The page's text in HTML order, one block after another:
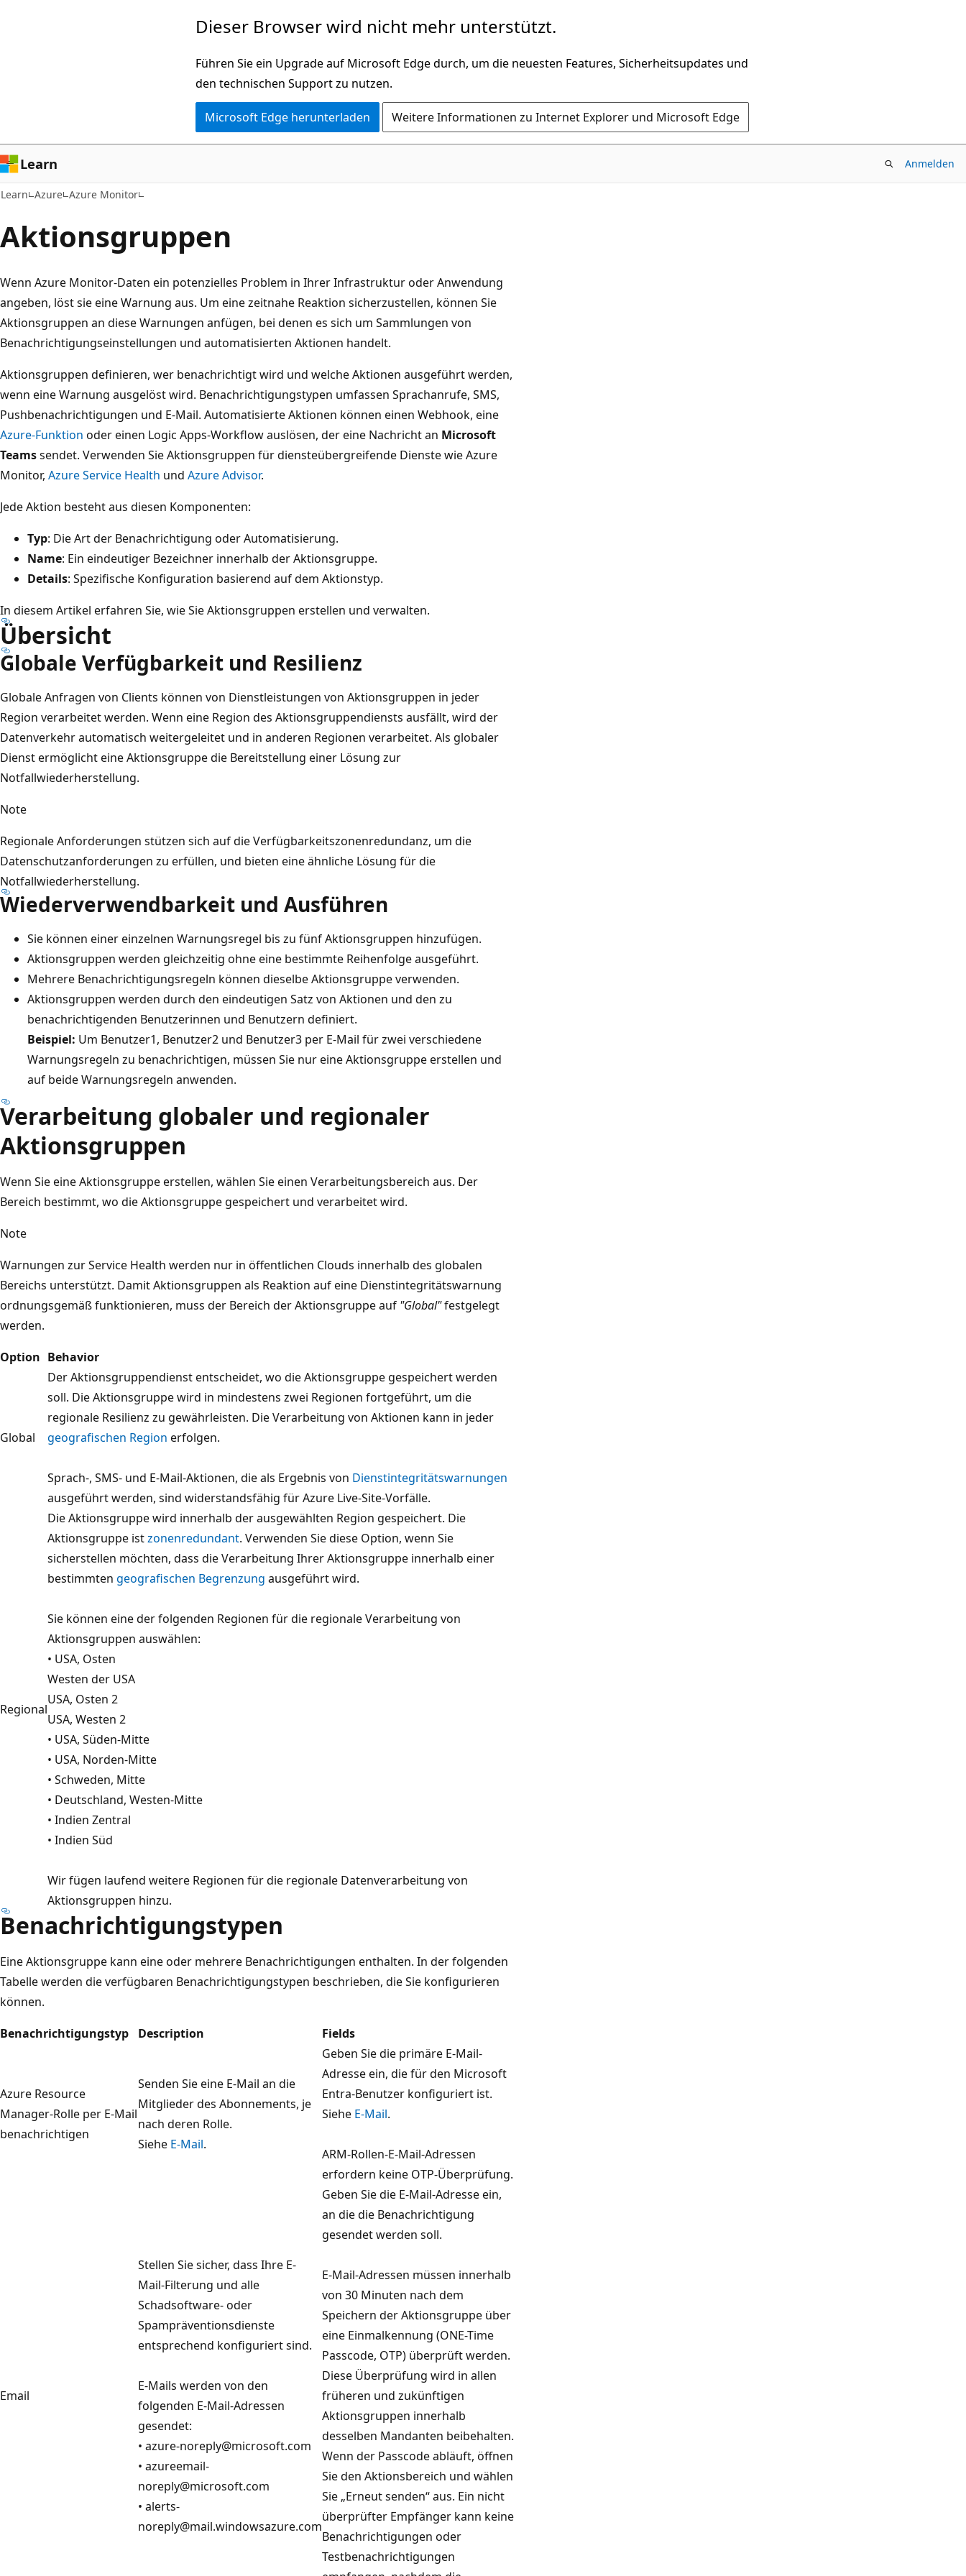
Dieser Browser wird nicht mehr unterstützt.
Führen Sie ein Upgrade auf Microsoft Edge durch, um die neuesten Features, Sicherheitsupdates und
den technischen Support zu nutzen.
Microsoft Edge herunterladen Weitere Informationen zu Internet Explorer und Microsoft Edge
Learn Anmelden
Learn Azure Azure Monitor
Aktionsgruppen
Wenn Azure Monitor-Daten ein potenzielles Problem in Ihrer Infrastruktur oder Anwendung
angeben, löst sie eine Warnung aus. Um eine zeitnahe Reaktion sicherzustellen, können Sie
Aktionsgruppen an diese Warnungen anfügen, bei denen es sich um Sammlungen von
Benachrichtigungseinstellungen und automatisierten Aktionen handelt.
Aktionsgruppen definieren, wer benachrichtigt wird und welche Aktionen ausgeführt werden,
wenn eine Warnung ausgelöst wird. Benachrichtigungstypen umfassen Sprachanrufe, SMS,
Pushbenachrichtigungen und E-Mail. Automatisierte Aktionen können einen Webhook, eine
Azure-Funktion oder einen Logic Apps-Workflow auslösen, der eine Nachricht an Microsoft
Teamssendet. Verwenden Sie Aktionsgruppen für diensteübergreifende Dienste wie Azure
Monitor, Azure Service Health und Azure Advisor.
Jede Aktion besteht aus diesen Komponenten:
Typ: Die Art der Benachrichtigung oder Automatisierung.
Name: Ein eindeutiger Bezeichner innerhalb der Aktionsgruppe.
Details: Spezifische Konfiguration basierend auf dem Aktionstyp.
In diesem Artikel erfahren Sie, wie Sie Aktionsgruppen erstellen und verwalten.
Übersicht
Globale Verfügbarkeit und Resilienz
Globale Anfragen von Clients können von Dienstleistungen von Aktionsgruppen in jeder
Region verarbeitet werden. Wenn eine Region des Aktionsgruppendiensts ausfällt, wird der
Datenverkehr automatisch weitergeleitet und in anderen Regionen verarbeitet. Als globaler
Dienst ermöglicht eine Aktionsgruppe die Bereitstellung einer Lösung zur
Notfallwiederherstellung.
Note
Regionale Anforderungen stützen sich auf die Verfügbarkeitszonenredundanz, um die
Datenschutzanforderungen zu erfüllen, und bieten eine ähnliche Lösung für die
Notfallwiederherstellung.
Wiederverwendbarkeit und Ausführen
Sie können einer einzelnen Warnungsregel bis zu fünf Aktionsgruppen hinzufügen.
Aktionsgruppen werden gleichzeitig ohne eine bestimmte Reihenfolge ausgeführt.
Mehrere Benachrichtigungsregeln können dieselbe Aktionsgruppe verwenden.
Aktionsgruppen werden durch den eindeutigen Satz von Aktionen und den zu
benachrichtigenden Benutzerinnen und Benutzern definiert.
Beispiel: Um Benutzer1, Benutzer2 und Benutzer3 per E-Mail für zwei verschiedene
Warnungsregeln zu benachrichtigen, müssen Sie nur eine Aktionsgruppe erstellen und
auf beide Warnungsregeln anwenden.
Verarbeitung globaler und regionaler
Aktionsgruppen
Wenn Sie eine Aktionsgruppe erstellen, wählen Sie einen Verarbeitungsbereich aus. Der
Bereich bestimmt, wo die Aktionsgruppe gespeichert und verarbeitet wird.
Note
Warnungen zur Service Health werden nur in öffentlichen Clouds innerhalb des globalen
Bereichs unterstützt. Damit Aktionsgruppen als Reaktion auf eine Dienstintegritätswarnung
ordnungsgemäß funktionieren, muss der Bereich der Aktionsgruppe auf "Global"festgelegt
werden.
Option Behavior
Global
Der Aktionsgruppendienst entscheidet, wo die Aktionsgruppe gespeichert werden
soll. Die Aktionsgruppe wird in mindestens zwei Regionen fortgeführt, um die
regionale Resilienz zu gewährleisten. Die Verarbeitung von Aktionen kann in jeder
geografischen Region erfolgen.
Sprach-, SMS- und E-Mail-Aktionen, die als Ergebnis von Dienstintegritätswarnungen
ausgeführt werden, sind widerstandsfähig für Azure Live-Site-Vorfälle.
Regional
Die Aktionsgruppe wird innerhalb der ausgewählten Region gespeichert. Die
Aktionsgruppe istzonenredundant. Verwenden Sie diese Option, wenn Sie
sicherstellen möchten, dass die Verarbeitung Ihrer Aktionsgruppe innerhalb einer
bestimmten geografischen Begrenzung ausgeführt wird.
Sie können eine der folgenden Regionen für die regionale Verarbeitung von
Aktionsgruppen auswählen:
• USA, Osten
Westen der USA
USA, Osten 2
USA, Westen 2
• USA, Süden-Mitte
• USA, Norden-Mitte
• Schweden, Mitte
• Deutschland, Westen-Mitte
• Indien Zentral
• Indien Süd
Wir fügen laufend weitere Regionen für die regionale Datenverarbeitung von
Aktionsgruppen hinzu.
Benachrichtigungstypen
Eine Aktionsgruppe kann eine oder mehrere Benachrichtigungen enthalten. In der folgenden
Tabelle werden die verfügbaren Benachrichtigungstypen beschrieben, die Sie konfigurieren
können.
Benachrichtigungstyp
Description Fields
Azure Resource
Manager-Rolle per E-Mail
benachrichtigen
Senden Sie eine E-Mail an die
Mitglieder des Abonnements, je
nach deren Rolle.
Siehe E-Mail.
Geben Sie die primäre E-Mail-
Adresse ein, die für den Microsoft
Entra-Benutzer konfiguriert ist.
Siehe E-Mail.
ARM-Rollen-E-Mail-Adressen
erfordern keine OTP-Überprüfung.
Email
Stellen Sie sicher, dass Ihre E-
Mail-Filterung und alle
Schadsoftware- oder
Spampräventionsdienste
entsprechend konfiguriert sind.
E-Mails werden von den
folgenden E-Mail-Adressen
gesendet:
• azure-noreply@microsoft.com
• azureemail-
noreply@microsoft.com
• alerts-
noreply@mail.windowsazure.com
Geben Sie die E-Mail-Adresse ein,
an die die Benachrichtigung
gesendet werden soll.
E-Mail-Adressen müssen innerhalb
von 30 Minuten nach dem
Speichern der Aktionsgruppe über
eine Einmalkennung (ONE-Time
Passcode, OTP) überprüft werden.
Diese Überprüfung wird in allen
früheren und zukünftigen
Aktionsgruppen innerhalb
desselben Mandanten beibehalten.
Wenn der Passcode abläuft, öffnen
Sie den Aktionsbereich und wählen
Sie „Erneut senden“ aus. Ein nicht
überprüfter Empfänger kann keine
Benachrichtigungen oder
Testbenachrichtigungen